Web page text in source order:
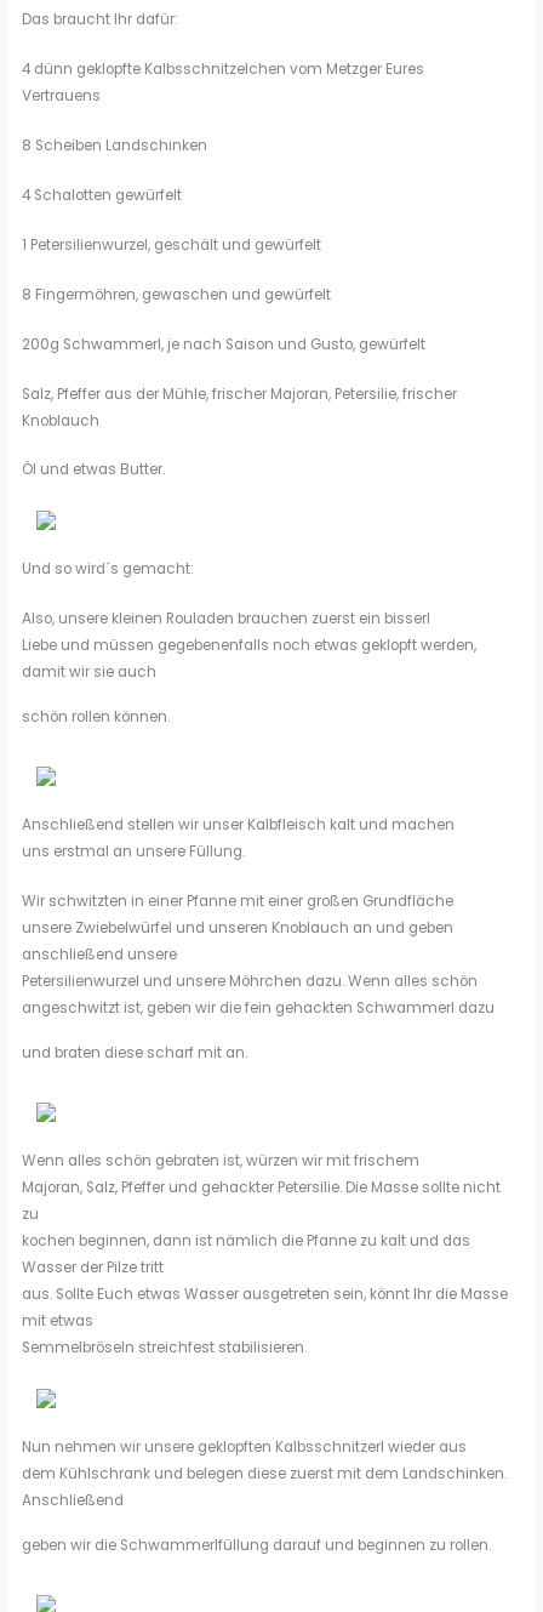
Das braucht Ihr dafür:
4 dünn geklopfte Kalbsschnitzelchen vom Metzger Eures
Vertrauens
8 Scheiben Landschinken
4 Schalotten gewürfelt
1 Petersilienwurzel, geschält und gewürfelt
8 Fingermöhren, gewaschen und gewürfelt
200g Schwammerl, je nach Saison und Gusto, gewürfelt
Salz, Pfeffer aus der Mühle, frischer Majoran, Petersilie, frischer
Knoblauch
Öl und etwas Butter.
Und so wird´s gemacht:
Also, unsere kleinen Rouladen brauchen zuerst ein bisserl
Liebe und müssen gegebenenfalls noch etwas geklopft werden,
damit wir sie auch
schön rollen können.
Anschließend stellen wir unser Kalbfleisch kalt und machen
uns erstmal an unsere Füllung.
Wir schwitzten in einer Pfanne mit einer großen Grundfläche
unsere Zwiebelwürfel und unseren Knoblauch an und geben
anschließend unsere
Petersilienwurzel und unsere Möhrchen dazu. Wenn alles schön
angeschwitzt ist, geben wir die fein gehackten Schwammerl dazu
und braten diese scharf mit an.
Wenn alles schön gebraten ist, würzen wir mit frischem
Majoran, Salz, Pfeffer und gehackter Petersilie. Die Masse sollte nicht
zu
kochen beginnen, dann ist nämlich die Pfanne zu kalt und das
Wasser der Pilze tritt
aus. Sollte Euch etwas Wasser ausgetreten sein, könnt Ihr die Masse
mit etwas
Semmelbröseln streichfest stabilisieren.
Nun nehmen wir unsere geklopften Kalbsschnitzerl wieder aus
dem Kühlschrank und belegen diese zuerst mit dem Landschinken.
Anschließend
geben wir die Schwammerlfüllung darauf und beginnen zu rollen.